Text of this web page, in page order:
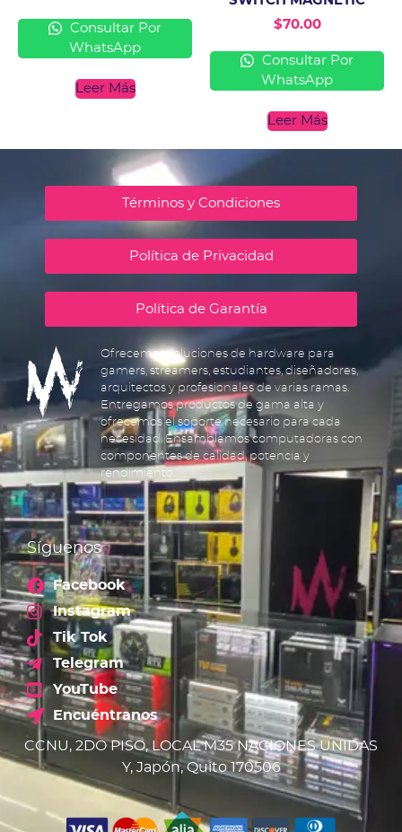
Consultar Por
WhatsApp
Leer Más
$70.00
Consultar Por
WhatsApp
Leer Más
Términos y Condiciones
Política de Privacidad
Política de Garantía
Ofrecemos soluciones de hardware para
gamers, streamers, estudiantes, diseñadores,
arquitectos y profesionales de varias ramas.
Entregamos productos de gama alta y
ofrecemos el soporte necesario para cada
necesidad. Ensamblamos computadoras con
componentes de calidad, potencia y
rendimiento.
Síguenos
Facebook
Instagram
Tik Tok
Telegram
YouTube
Encuéntranos
CCNU, 2DO PISO, LOCAL M35 NACIONES UNIDAS
Y, Japón, Quito 170506